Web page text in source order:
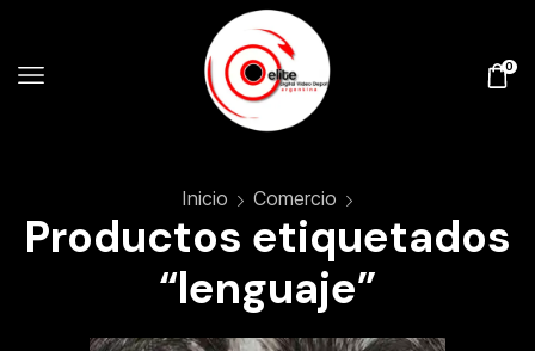
0
Inicio Comercio
Productos etiquetados
“lenguaje”